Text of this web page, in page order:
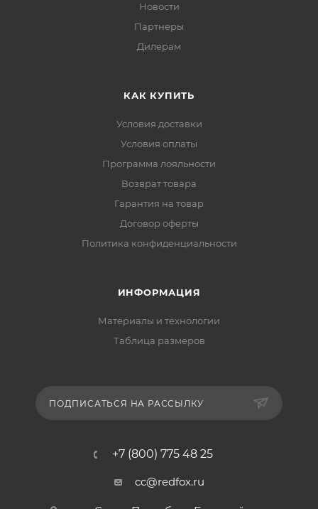
Новости
Партнеры
Дилерам
КАК КУПИТЬ
Условия доставки
Условия оплаты
Программа лояльности
Возврат товара
Гарантия на товар
Договор оферты
Политика конфиденциальности
ИНФОРМАЦИЯ
Материалы и технологии
Таблица размеров
ПОДПИСАТЬСЯ НА РАССЫЛКУ
+7 (800) 775 48 25
cc@redfox.ru